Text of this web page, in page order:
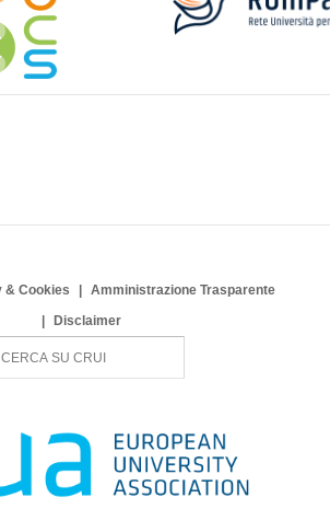
& Cookies
Amministrazione Trasparente
Disclaimer